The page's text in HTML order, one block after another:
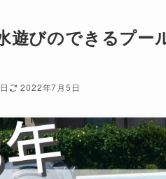
遊びのできるプ
2022年7月5日